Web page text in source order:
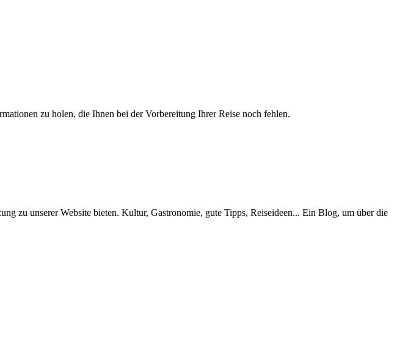
zu holen, die Ihnen bei der Vorbereitung Ihrer Reise noch fehlen.
zu unserer Website bieten. Kultur, Gastronomie, gute Tipps, Reiseideen... Ein Blog, um über die